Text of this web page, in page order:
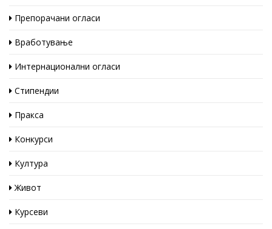
Препорачани огласи
Вработување
Интернационални огласи
Стипендии
Пракса
Конкурси
Култура
Живот
Курсеви